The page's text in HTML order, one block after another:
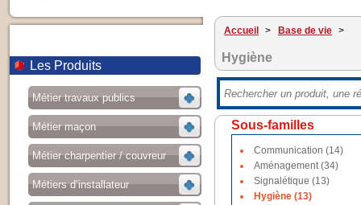
Les Produits
Métier travaux publics
Métier maçon
Métier charpentier / couvreur
Métiers d’installateur
Accueil > Base de vie >
Hygiène
Sous-familles
Communication (14)
Aménagement (34)
Signalétique (13)
Hygiène (13)